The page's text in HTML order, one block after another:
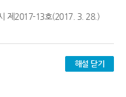
제2017-13호(2017. 3. 28.)
해설 닫기